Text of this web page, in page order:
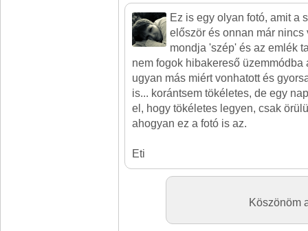
Ez is egy olyan fotó, amit a
először és onnan már nincs
mondja 'szép' és az emlék
nem fogok hibakereső üzemmódba
ugyan más miért vonhatott és
is... korántsem tökéletes, de egy
el, hogy tökéletes legyen, csak
ahogyan ez a fotó is az.
Eti
Köszönöm